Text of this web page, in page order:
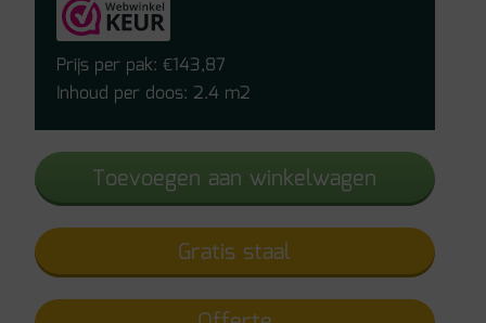
aantal
Prijs per pak:€143,87
Inhoud per doos: 2.4 m2
Toevoegen aan winkelwagen
Gratis staal